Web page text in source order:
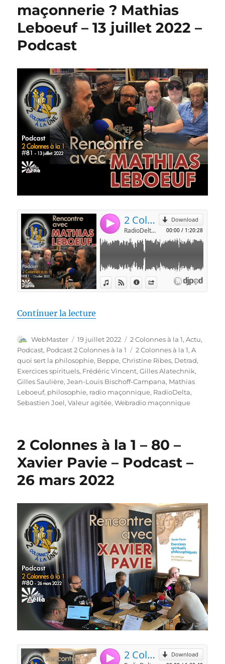
maçonnerie ? Mathias
Leboeuf – 13 juillet 2022 –
Podcast
Continuer la lecture
Auteur
WebMaster
Publié
le
19 juillet 2022 Catégories
2 Colonnes à la 1,Actu,
Podcast, Podcast 2 Colonnes à la 1 Étiquettes
2 Colonnes à la 1,A
quoi sert la philosophie, Beppe,Christine Ribes, Detrad,
Exercices spirituels, Frédéric Vincent,Gilles Alatechnik,
Gilles Saulière,Jean-Louis Bischoff-Campana, Mathias
Leboeuf, philosophie, radio maçonnique, RadioDelta,
Sebastien Joel,Valeur agitée,Webradio maçonnique
2 Colonnes à la 1 – 80 –
Xavier Pavie – Podcast –
26 mars 2022